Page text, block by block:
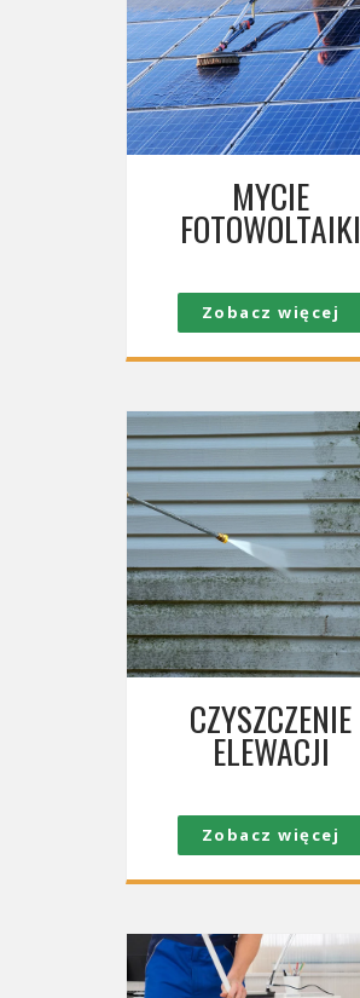
MYCIE
FOTOWOLTAIKI
Zobacz więcej
CZYSZCZENIE
ELEWACJI
Zobacz więcej